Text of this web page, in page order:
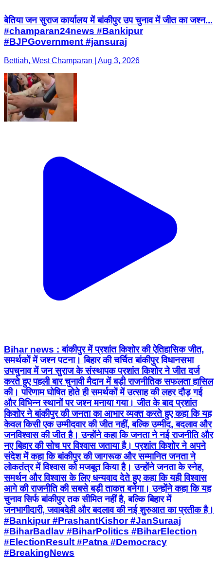
बेतिया जन सुराज कार्यालय में बांकीपुर उप चुनाव में जीत का जश्न...
#champaran24news #Bankipur
#BJPGovernment #jansuraj
Bettiah, West Champaran | Aug 3, 2026
Bihar news : बांकीपुर में प्रशांत किशोर की ऐतिहासिक जीत,
समर्थकों में जश्न पटना। बिहार की चर्चित बांकीपुर विधानसभा
उपचुनाव में जन सुराज के संस्थापक प्रशांत किशोर ने जीत दर्ज
करते हुए पहली बार चुनावी मैदान में बड़ी राजनीतिक सफलता हासिल
की। परिणाम घोषित होते ही समर्थकों में उत्साह की लहर दौड़ गई
और विभिन्न स्थानों पर जश्न मनाया गया। जीत के बाद प्रशांत
किशोर ने बांकीपुर की जनता का आभार व्यक्त करते हुए कहा कि यह
केवल किसी एक उम्मीदवार की जीत नहीं, बल्कि उम्मीद, बदलाव और
जनविश्वास की जीत है। उन्होंने कहा कि जनता ने नई राजनीति और
नए बिहार की सोच पर विश्वास जताया है। प्रशांत किशोर ने अपने
संदेश में कहा कि बांकीपुर की जागरूक और सम्मानित जनता ने
लोकतंत्र में विश्वास को मजबूत किया है। उन्होंने जनता के स्नेह,
समर्थन और विश्वास के लिए धन्यवाद देते हुए कहा कि यही विश्वास
आगे की राजनीति की सबसे बड़ी ताकत बनेगा। उन्होंने कहा कि यह
चुनाव सिर्फ बांकीपुर तक सीमित नहीं है, बल्कि बिहार में
जनभागीदारी, जवाबदेही और बदलाव की नई शुरुआत का प्रतीक है।
#Bankipur #PrashantKishor #JanSuraaj
#BiharBadlav #BiharPolitics #BiharElection
#ElectionResult #Patna #Democracy
#BreakingNews